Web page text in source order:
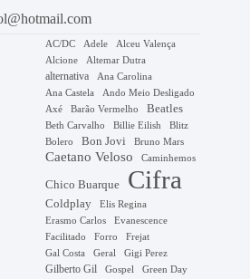
AC/DC Adele
Alceu Valença
Alcione
Altemar Dutra
alternativa
Ana Carolina
Ana Castela
Ando Meio Desligado
Axé Barão Vermelho Beatles
Beth Carvalho Billie Eilish
Blitz
Bolero
Bon Jovi Bruno Mars
Caetano Veloso Caminhemos
Chico Buarque Cifra
Coldplay
Elis Regina
Erasmo Carlos
Evanescence
Facilitado
Forro Frejat
Gal Costa Geral Gigi Perez
Gilberto Gil Gospel Green Day